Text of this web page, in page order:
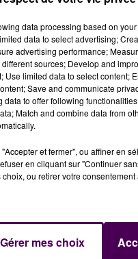
data processing based on
data to select advertising;
advertising performance;
sources; Develop and
limited data to select content;
Save and communicate
to offer following
Match and combine data from
et fermer", ou affiner en
en cliquant sur "Continuer
ou retirer votre
Gérer mes choix